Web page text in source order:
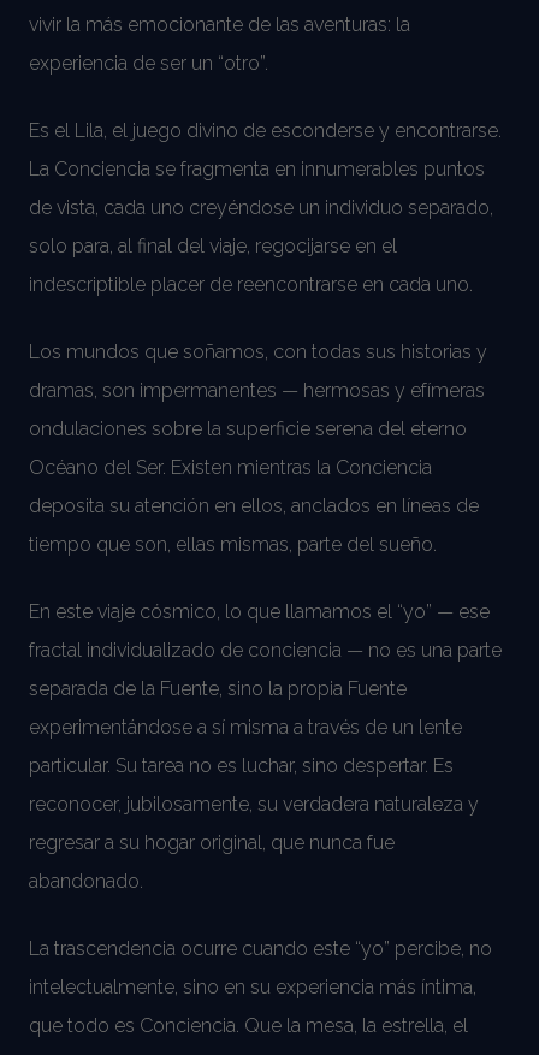
vivir la más emocionante de las aventuras: la
experiencia de ser un “otro”.
Es el Lila, el juego divino de esconderse y encontrarse.
La Conciencia se fragmenta en innumerables puntos
de vista, cada uno creyéndose un individuo separado,
solo para, al final del viaje, regocijarse en el
indescriptible placer de reencontrarse en cada uno.
Los mundos que soñamos, con todas sus historias y
dramas, son impermanentes — hermosas y efímeras
ondulaciones sobre la superficie serena del eterno
Océano del Ser. Existen mientras la Conciencia
deposita su atención en ellos, anclados en líneas de
tiempo que son, ellas mismas, parte del sueño.
En este viaje cósmico, lo que llamamos el “yo” — ese
fractal individualizado de conciencia — no es una parte
separada de la Fuente, sino la propia Fuente
experimentándose a sí misma a través de un lente
particular. Su tarea no es luchar, sino despertar. Es
reconocer, jubilosamente, su verdadera naturaleza y
regresar a su hogar original, que nunca fue
abandonado.
La trascendencia ocurre cuando este “yo” percibe, no
intelectualmente, sino en su experiencia más íntima,
que todo es Conciencia. Que la mesa, la estrella, el